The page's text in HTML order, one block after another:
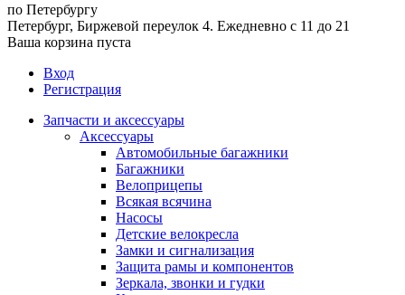
по Петербургу
Петербург, Биржевой переулок 4. Ежедневно с 11 до 21
Ваша корзина пуста
Вход
Регистрация
Запчасти и аксессуары
Аксессуары
Автомобильные багажники
Багажники
Велоприцепы
Всякая всячина
Насосы
Детские велокресла
Замки и сигнализация
Защита рамы и компонентов
Зеркала, звонки и гудки